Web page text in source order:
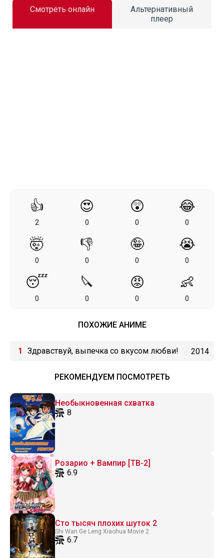
Смотреть онлайн
Альтернативный
плеер
👍
2
😍
0
😲
0
😂
0
🤯
0
👎
0
🤪
0
😭
0
😴
0
🔪
0
😡
0
👶
0
ПОХОЖИЕ АНИМЕ
Здравствуй, выпечка со вкусом любви! 2014
РЕКОМЕНДУЕМ ПОСМОТРЕТЬ
Необыкновенная схватка
8
Розарио + Вампир [ТВ-2]
6.9
Сто тысяч плохих шуток 2
Shi Wan Ge Leng Xiaohua Movie 2
6.7